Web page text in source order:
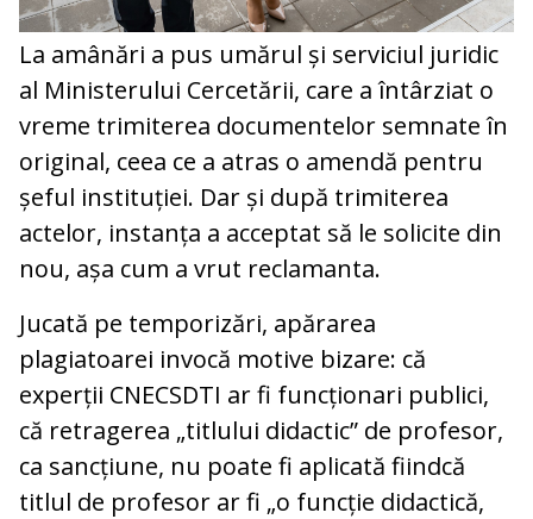
La amânări a pus umărul și serviciul juridic
al Ministerului Cercetării, care a întârziat o
vreme trimiterea documentelor semnate în
original, ceea ce a atras o amendă pentru
șeful instituției. Dar și după trimiterea
actelor, instanța a acceptat să le solicite din
nou, așa cum a vrut reclamanta.
Jucată pe temporizări, apărarea
plagiatoarei invocă motive bizare: că
experții CNECSDTI ar fi funcționari publici,
că retragerea „titlului didactic” de profesor,
ca sancțiune, nu poate fi aplicată fiindcă
titlul de profesor ar fi „o funcție didactică,